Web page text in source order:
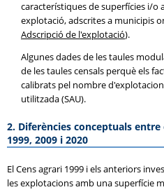
característiques de superfícies i/o
explotació, adscrites a municipis
Adscripció de l'explotació).
Algunes dades de les taules
de les taules censals perquè els
calibrats pel nombre
utilitzada (SAU).
2. Diferències conceptuals entre
1999, 2009 i 2020
El Cens agrari 1999 i els anteriors
les explotacions amb una superfície